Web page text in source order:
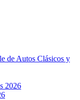
de Autos Clásicos y
2026